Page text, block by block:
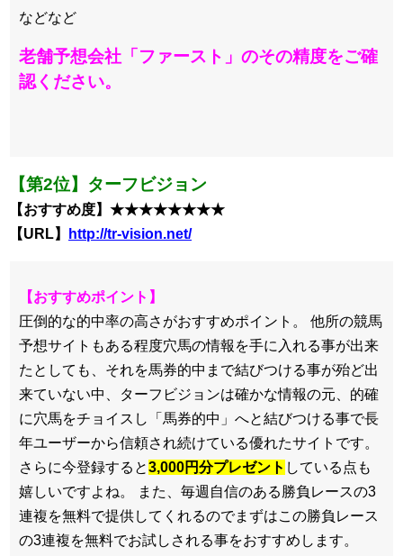
などなど
老舗予想会社「ファースト」のその精度をご確
認ください。
【第2位】ターフビジョン
【おすすめ度】★★★★★★★★
【URL】
http://tr-vision.net/
【おすすめポイント】
圧倒的な的中率の高さがおすすめポイント。 他所の競馬
予想サイトもある程度穴馬の情報を手に入れる事が出来
たとしても、それを馬券的中まで結びつける事が殆ど出
来ていない中、ターフビジョンは確かな情報の元、的確
に穴馬をチョイスし「馬券的中」へと結びつける事で長
年ユーザーから信頼され続けている優れたサイトです。
さらに今登録すると3,000円分プレゼント している点も
嬉しいですよね。 また、毎週自信のある勝負レースの3
連複を無料で提供してくれるのでまずはこの勝負レース
の3連複を無料でお試しされる事をおすすめします。